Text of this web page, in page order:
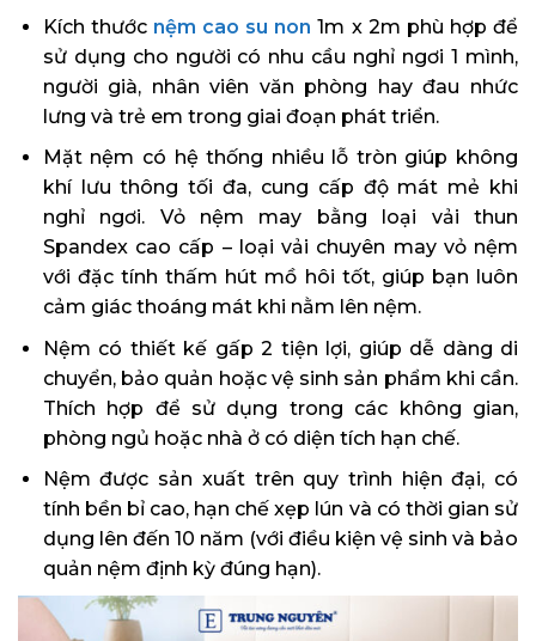
Kích thước nệm cao su non 1m x 2m phù hợp để
sử dụng cho người có nhu cầu nghỉ ngơi 1 mình,
người già, nhân viên văn phòng hay đau nhức
lưng và trẻ em trong giai đoạn phát triển.
Mặt nệm có hệ thống nhiều lỗ tròn giúp không
khí lưu thông tối đa, cung cấp độ mát mẻ khi
nghỉ ngơi. Vỏ nệm may bằng loại vải thun
Spandex cao cấp – loại vải chuyên may vỏ nệm
với đặc tính thấm hút mồ hôi tốt, giúp bạn luôn
cảm giác thoáng mát khi nằm lên nệm.
Nệm có thiết kế gấp 2 tiện lợi, giúp dễ dàng di
chuyển, bảo quản hoặc vệ sinh sản phẩm khi cần.
Thích hợp để sử dụng trong các không gian,
phòng ngủ hoặc nhà ở có diện tích hạn chế.
Nệm được sản xuất trên quy trình hiện đại, có
tính bền bỉ cao, hạn chế xẹp lún và có thời gian sử
dụng lên đến 10 năm (với điều kiện vệ sinh và bảo
quản nệm định kỳ đúng hạn).